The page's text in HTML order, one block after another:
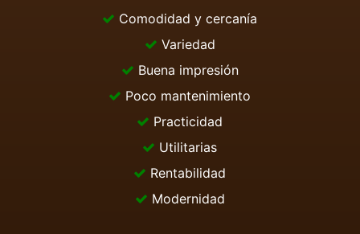
Comodidad y cercanía
Variedad
Buena impresión
Poco mantenimiento
Practicidad
Utilitarias
Rentabilidad
Modernidad